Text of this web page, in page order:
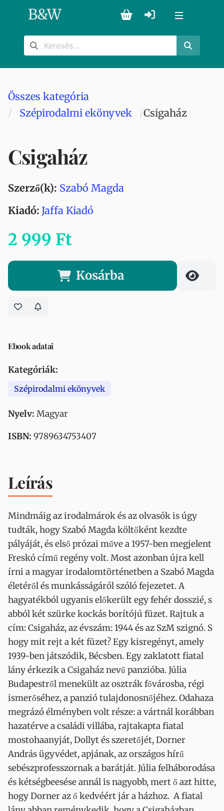
B&W
Összes kategória
Szépirodalmi ekönyvek
Csigaház
Csigaház
Szerző(k): Szabó Magda
Kiadó: Jaffa Kiadó
2 999 Ft
Kosárba
Ebook adatai
Kategóriák:
Szépirodalmi ekönyvek
Nyelv: Magyar
ISBN: 9789634753407
Leírás
Mindmáig az irodalmárok és az olvasók is úgy
tudták, hogy Szabó Magda költőként kezdte
pályáját, és első prózai műve a 1957-ben megjelent
Freskó című regény volt. Most azonban újra kell
írni a magyar irodalomtörténetben a Szabó Magda
életéről és munkásságáról szóló fejezetet. A
hagyatékból ugyanis előkerült egy fehér dosszié, s
abból két szürke kockás borítójú füzet. Rajtuk a
cím: Csigaház, az évszám: 1944 és az SzM szignó. S
hogy mit rejt a két füzet? Egy kisregényt, amely
1939-ben játszódik, Bécsben. Egy zaklatott fiatal
lány érkezik a Csigaház nevű panzióba. Júlia
Budapestről menekült az osztrák fővárosba, régi
ismerőséhez, a panzió tulajdonosnőjéhez. Odahaza
megrázó élményben volt része: a vártnál korábban
hazatérve a családi villába, rajtakapta fiatal
mostohaanyját, Dollyt és szeretőjét, Dorner
András ügyvédet, apjának, az országos hírű
sebészprofesszornak a barátját. Júlia felháborodása
és kétségbeesése annál is nagyobb, mert ő azt hitte,
hogy Dorner az ő kedvéért jár a házhoz. A fiatal